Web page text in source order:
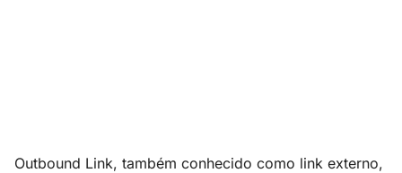
Outbound Link, também conhecido como link externo,